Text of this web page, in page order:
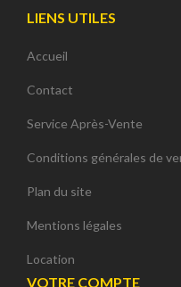
LIENS UTILES
Accueil
Contact
Service Après-Vente
Conditions générales de
Plan du site
Mentions légales
Location
VOTRE COMPTE